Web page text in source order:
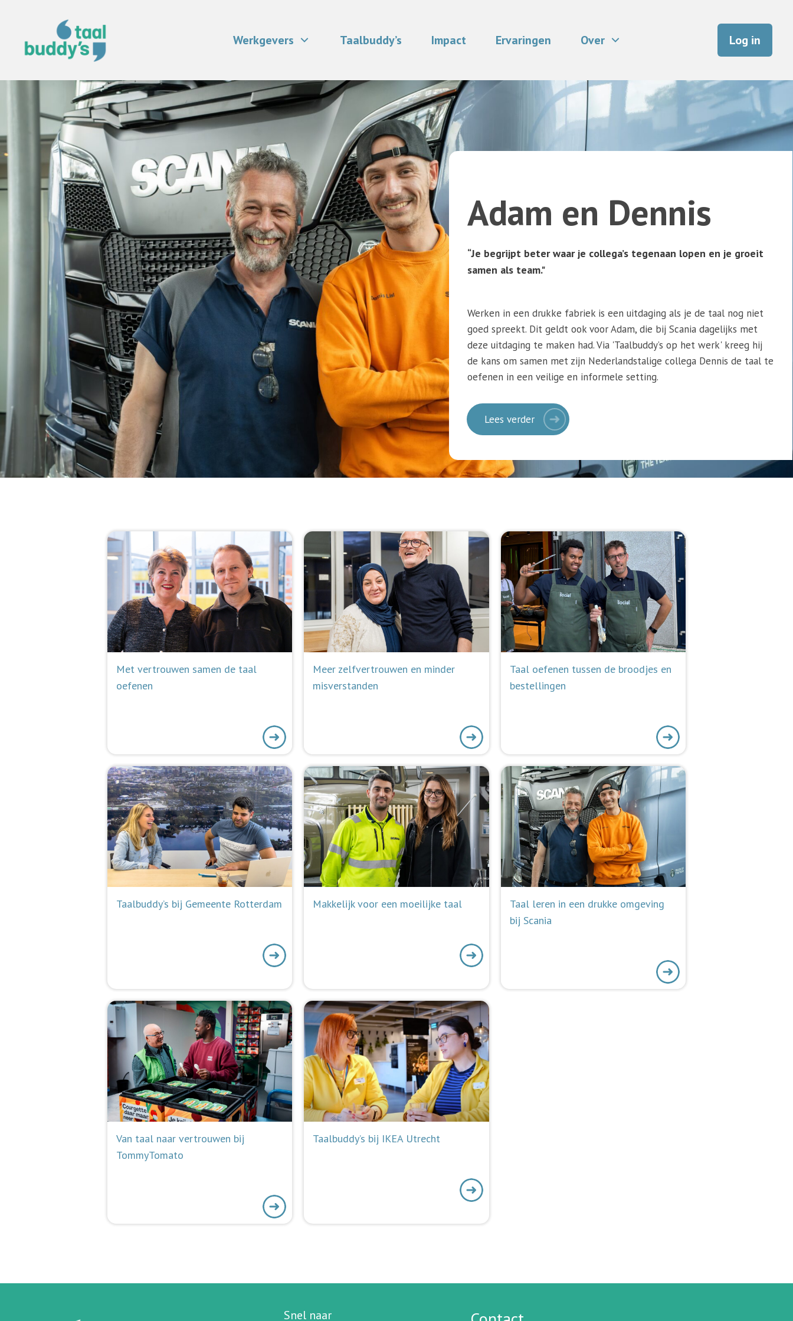
Werkgevers Taalbuddy’s Impact Ervaringen Over Log in
Adam en Dennis
“Je begrijpt beter waar je collega’s tegenaan lopen en je groeit
samen als team."
Werken in een drukke fabriek is een uitdaging als je de taal nog niet
goed spreekt. Dit geldt ook voor Adam, die bij Scania dagelijks met
deze uitdaging te maken had. Via 'Taalbuddy’s op het werk' kreeg hij
de kans om samen met zijn Nederlandstalige collega Dennis de taal te
oefenen in een veilige en informele setting.
Lees verder
Met vertrouwen samen de taal
oefenen
Meer zelfvertrouwen en minder
misverstanden
Taal oefenen tussen de broodjes en
bestellingen
Taalbuddy’s bij Gemeente Rotterdam Makkelijk voor een moeilijke taal
Taal leren in een drukke omgeving
bij Scania
Van taal naar vertrouwen bij
TommyTomato
Taalbuddy’s bij IKEA Utrecht
Snel naar